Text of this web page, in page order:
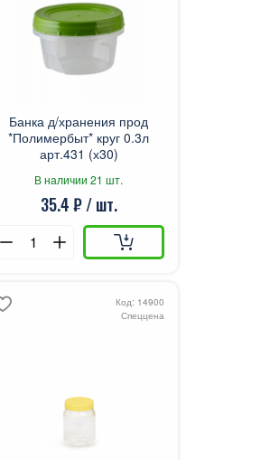
Банка д/хранения прод
*Полимербыт* круг 0.3л
арт.431 (х30)
В наличии 21 шт.
35.4 ₽ / шт.
Код: 14900
Спеццена